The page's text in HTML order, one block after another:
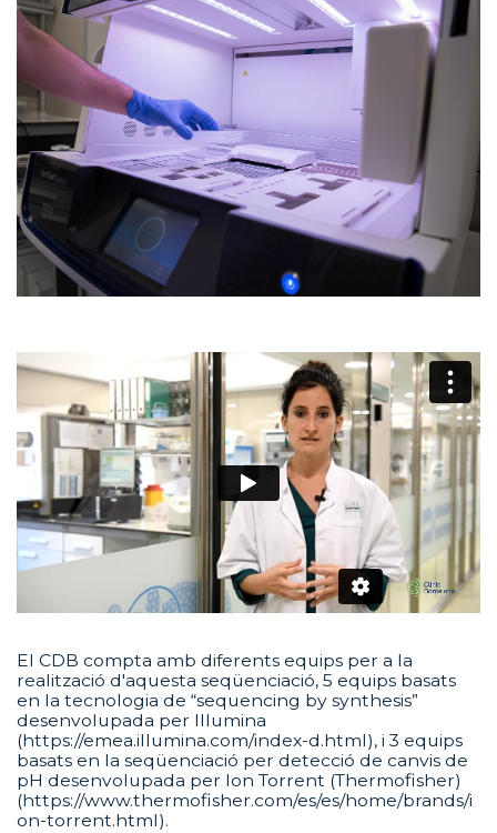
El CDB compta amb diferents equips per a la
realització d'aquesta seqüenciació, 5 equips basats
en la tecnologia de “sequencing by synthesis”
desenvolupada per Illumina
(https://emea.illumina.com/index-d.html), i 3 equips
basats en la seqüenciació per detecció de canvis de
pH desenvolupada per Ion Torrent (Thermofisher)
(https://www.thermofisher.com/es/es/home/brands/i
on-torrent.html).